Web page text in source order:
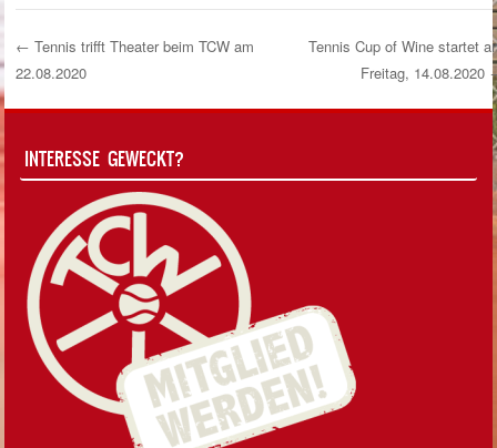
Post Navigation
← Tennis trifft Theater beim TCW am
22.08.2020
Tennis Cup of Wine startet
Freitag, 14.08.2020
INTERESSE GEWECKT?